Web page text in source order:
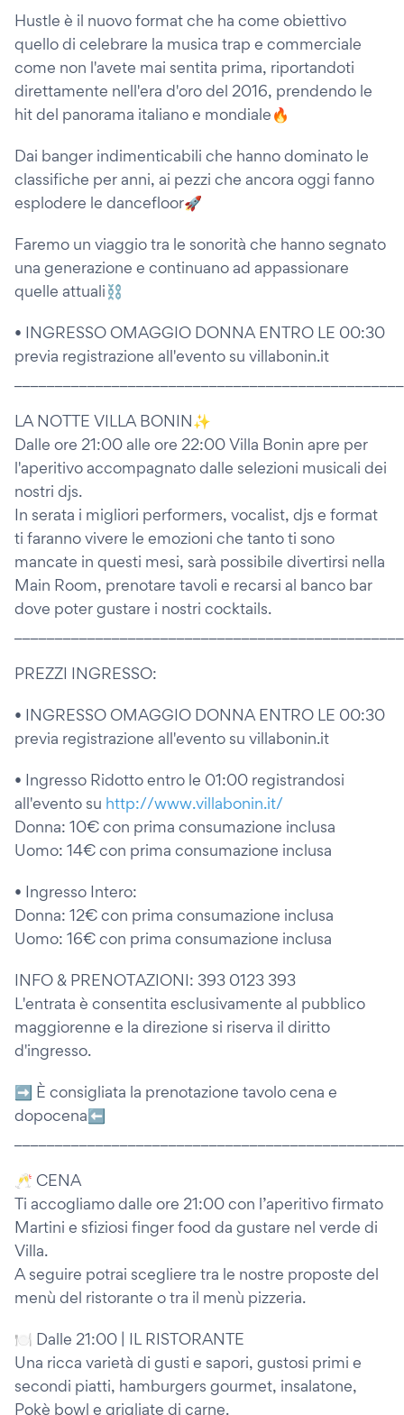
Hustle è il nuovo format che ha come obiettivo
quello di celebrare la musica trap e commerciale
come non l'avete mai sentita prima, riportandoti
direttamente nell'era d'oro del 2016, prendendo le
hit del panorama italiano e mondiale🔥
Dai banger indimenticabili che hanno dominato le
classifiche per anni, ai pezzi che ancora oggi fanno
esplodere le dancefloor🚀
Faremo un viaggio tra le sonorità che hanno segnato
una generazione e continuano ad appassionare
quelle attuali⛓️
• INGRESSO OMAGGIO DONNA ENTRO LE 00:30
previa registrazione all'evento su villabonin.it
LA NOTTE VILLA BONIN✨
Dalle ore 21:00 alle ore 22:00 Villa Bonin apre per
l'aperitivo accompagnato dalle selezioni musicali dei
nostri djs.
In serata i migliori performers, vocalist, djs e format
ti faranno vivere le emozioni che tanto ti sono
mancate in questi mesi, sarà possibile divertirsi nella
Main Room, prenotare tavoli e recarsi al banco bar
dove poter gustare i nostri cocktails.
PREZZI INGRESSO:
• INGRESSO OMAGGIO DONNA ENTRO LE 00:30
previa registrazione all'evento su villabonin.it
• Ingresso Ridotto entro le 01:00 registrandosi
all'evento su http://www.villabonin.it/
Donna: 10€ con prima consumazione inclusa
Uomo: 14€ con prima consumazione inclusa
• Ingresso Intero:
Donna: 12€ con prima consumazione inclusa
Uomo: 16€ con prima consumazione inclusa
INFO & PRENOTAZIONI: 393 0123 393
L'entrata è consentita esclusivamente al pubblico
maggiorenne e la direzione si riserva il diritto
d'ingresso.
➡️ È consigliata la prenotazione tavolo cena e
dopocena⬅️
🥂 CENA
Ti accogliamo dalle ore 21:00 con l’aperitivo firmato
Martini e sfiziosi finger food da gustare nel verde di
Villa.
A seguire potrai scegliere tra le nostre proposte del
menù del ristorante o tra il menù pizzeria.
🍽 Dalle 21:00 | IL RISTORANTE
Una ricca varietà di gusti e sapori, gustosi primi e
secondi piatti, hamburgers gourmet, insalatone,
Pokè bowl e grigliate di carne.